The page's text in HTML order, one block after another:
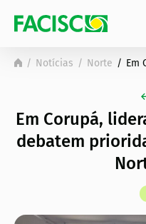
Notícias Norte
Em Corupá,
debatem